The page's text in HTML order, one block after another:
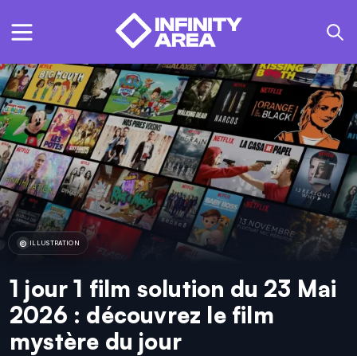
ILLUSTRATION
1 jour 1 film solution du 23 Mai
2026 : découvrez le film
mystère du jour